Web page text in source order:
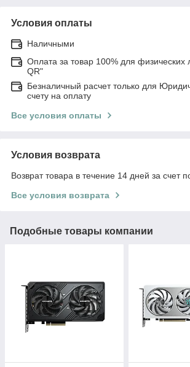
Условия оплаты
Наличными
Оплата за товар 100% для физических
QR"
Безналичный расчет только для
счету на оплату
Все условия оплаты
Условия возврата
Возврат товара в течение 14 дней за счет
Все условия возврата
Подобные товары компании